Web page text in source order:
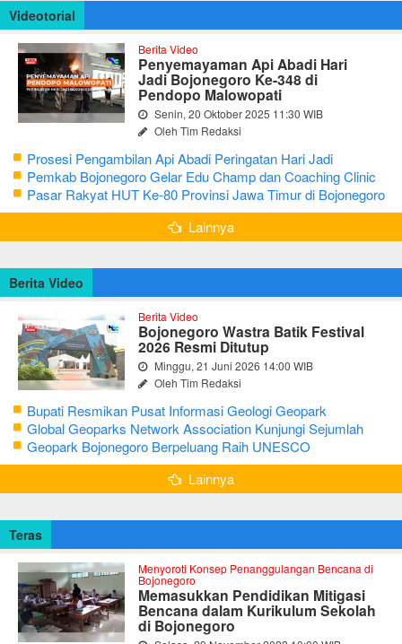
Videotorial
Berita Video
Penyemayaman Api Abadi Hari
Jadi Bojonegoro Ke-348 di
Pendopo Malowopati
Senin, 20 Oktober 2025 11:30 WIB
Oleh Tim Redaksi
Prosesi Pengambilan Api Abadi Peringatan Hari Jadi
Bojonegoro Ke-348
Pemkab Bojonegoro Gelar Edu Champ dan Coaching Clinic
Seni Reog dan Jaranan
Pasar Rakyat HUT Ke-80 Provinsi Jawa Timur di Bojonegoro
Lainnya
Berita Video
Berita Video
Bojonegoro Wastra Batik Festival
2026 Resmi Ditutup
Minggu, 21 Juni 2026 14:00 WIB
Oleh Tim Redaksi
Bupati Resmikan Pusat Informasi Geologi Geopark
Bojonegoro
Global Geoparks Network Association Kunjungi Sejumlah
Geosite di Bojonegoro
Geopark Bojonegoro Berpeluang Raih UNESCO
Global Geopark
Lainnya
Teras
Menyoroti Konsep Penanggulangan Bencana di
Bojonegoro
Memasukkan Pendidikan Mitigasi
Bencana dalam Kurikulum Sekolah
di Bojonegoro